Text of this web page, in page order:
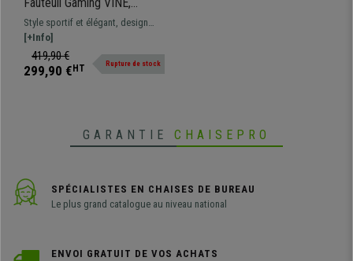
Design Exclusif, Très
Confortable, en Cuir, Rose
Style sportif et élégant, design
exclusif pour un modèle gaming
très confortable. Offrez-vous ce
fauteuil d'exception avec
[+Info]
419,90 €
299,90 € HT Rupture de stock
GARANTIE CHAISEPRO
SPÉCIALISTES EN CHAISES DE BUREAU
Le plus grand catalogue au niveau national
ENVOI GRATUIT DE VOS ACHATS